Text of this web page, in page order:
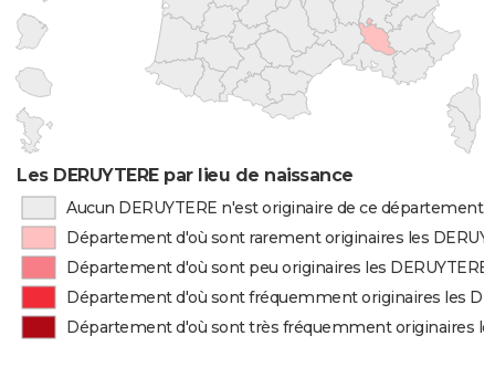
Les DERUYTERE par lieu de naissance
Aucun DERUYTERE n'est originaire de ce département
Département d'où sont rarement originaires les
Département d'où sont peu originaires les DERUYTERE
Département d'où sont fréquemment originaires les
Département d'où sont très fréquemment originaires